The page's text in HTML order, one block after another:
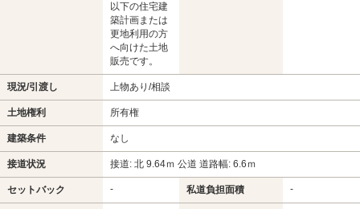
以下の住宅建
築計画または
更地利用の方
へ向けた土地
販売です。
現況/引渡し 上物あり/相談
土地権利 所有権
建築条件 なし
接道状況 接道: 北 9.64ｍ 公道 道路幅: 6.6ｍ
セットバック - 私道負担面積 -